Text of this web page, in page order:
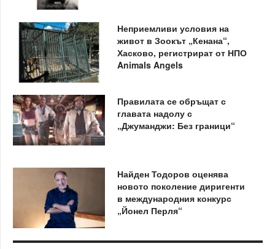
Неприемливи условия на
живот в Зоокът „Кенана“,
Хасково, регистрират от НПО
Animals Angels
Правилата се обръщат с
главата надолу с
„Джуманджи: Без граници“
Найден Тодоров оценява
новото поколение диригенти
в международния конкурс
„Йонел Перля“